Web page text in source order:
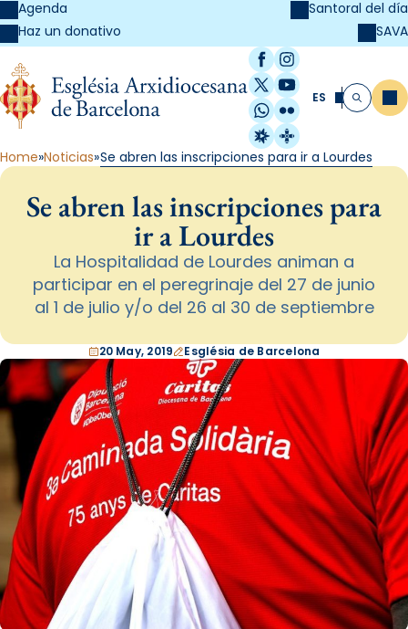
Agenda
Haz un donativo
Santoral del día
SAVA
Facebook
Instagram
X / Twitter
YouTube
WhatsApp
Flickr
Radio Estel
Catalunya
ES Buscar
Home Noticias Se abren las inscripciones para ir a Lourdes
Se abren las inscripciones para
ir a Lourdes
La Hospitalidad de Lourdes animan a
participar en el peregrinaje del 27 de junio
al 1 de julio y/o del 26 al 30 de septiembre
20 May, 2019 Església de Barcelona